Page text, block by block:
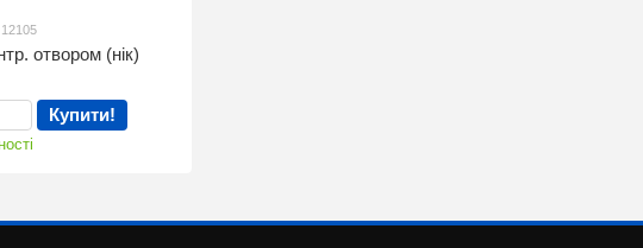
отвором (нік)
Купити!